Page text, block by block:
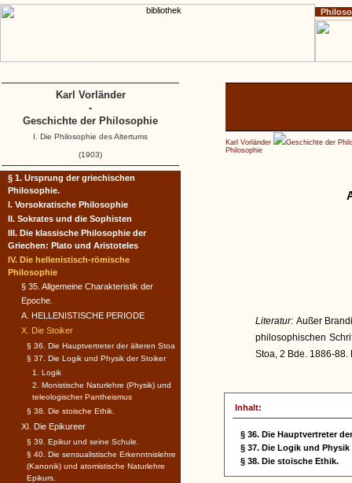
Karl Vorländer
Geschichte der
Philosophie
Literatur: Außer
philosophischen
Stoa, 2 Bde. 1886-88.
Inhalt:
§ 36. Die Hauptvertreter
§ 37. Die Logik und Physik
§ 38. Die stoische Ethik.
§ 1. Ursprung der griechischen
Philosophie.
I. Vorsokratische Philosophie
II. Sokrates und die Sophisten
III. Die klassische Philosophie der
Griechen: Plato und Aristoteles
IV. Die hellenistisch-römische
Philosophie
§ 35. Allgemeine Charakteristik der
Epoche.
A. HELLENISTISCHE PERIODE
X. Die Stoiker
§ 36. Die Hauptvertreter der älteren Stoa
§ 37. Die Logik und Physik der Stoiker
1. Logik
2. Monistische Naturlehre (Physik) und
teleologischer Pantheismus
§ 38. Die stoische Ethik.
XI. Die Epikureer
§ 39. Epikur und seine Schule.
§ 40. Die sensualistische Erkenntnislehre
(Kanonik) und atomistische Naturlehre
Epikurs.
Karl Vorländer
-
Geschichte der Philosophie
I. Die Philosophie des Altertums
(1903)